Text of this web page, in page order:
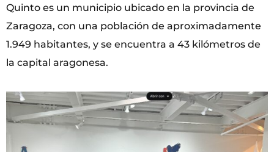
Quinto es un municipio ubicado en la provincia de
Zaragoza, con una población de aproximadamente
1.949 habitantes, y se encuentra a 43 kilómetros de
la capital aragonesa.